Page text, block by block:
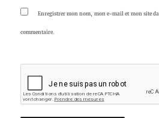
Enregistrer mon nom, mon e-mail et mon site
commentaire.